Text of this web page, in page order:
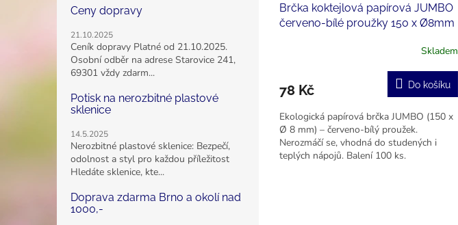
Ceny dopravy
21.10.2025
Ceník dopravy Platné od 21.10.2025.
Osobní odběr na adrese Starovice 241,
69301 vždy zdarm...
Potisk na nerozbitné plastové
sklenice
14.5.2025
Nerozbitné plastové sklenice: Bezpečí,
odolnost a styl pro každou příležitost
Hledáte sklenice, kte...
Doprava zdarma Brno a okolí nad
1000,-
Brčka koktejlová papírová JUMBO
červeno-bílé proužky 150 x Ø8mm
Skladem
78 Kč Do košíku
Ekologická papírová brčka JUMBO (150 x
Ø 8 mm) – červeno-bílý proužek.
Nerozmáčí se, vhodná do studených i
teplých nápojů. Balení 100 ks.